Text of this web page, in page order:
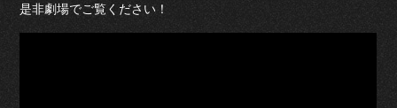
是非劇場でご覧ください！